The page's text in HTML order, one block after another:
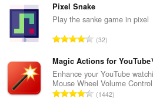
的
總
數
Pixel Snake
Play the sanke game in pixel
評
的
總
次
數
32
Magic Actions for
Enhance your YouTube
Mouse Wheel Volume
評1442